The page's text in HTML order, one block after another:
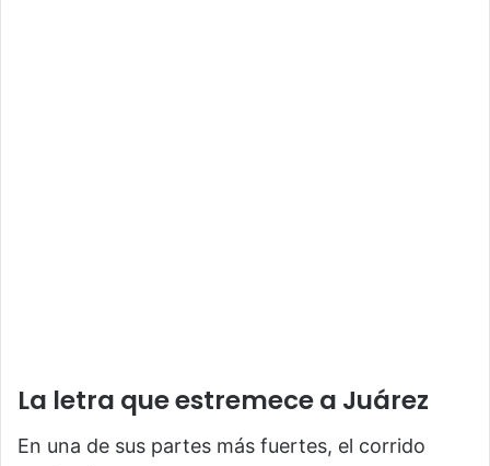
La letra que estremece a Juárez
En una de sus partes más fuertes, el corrido